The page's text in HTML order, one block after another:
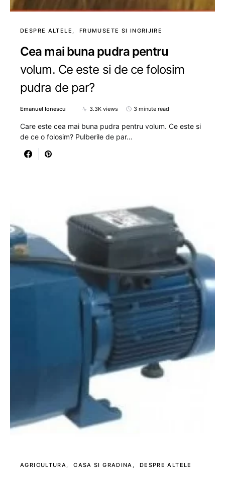
DESPRE ALTELE FRUMUSETE SI INGRIJIRE
Cea mai buna pudra pentru
volum. Ce este si de ce folosim
pudra de par?
Emanuel Ionescu 3.3K views 3 minute read
Care este cea mai buna pudra pentru volum. Ce este si
de ce o folosim? Pulberile de par…
AGRICULTURA CASA SI GRADINA DESPRE ALTELE